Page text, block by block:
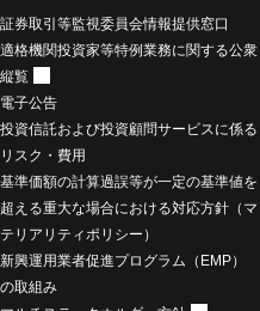
証券取引等監視委員会情報提供窓口
適格機関投資家等特例業務に関する公衆
縦覧
電子公告
投資信託および投資顧問サービスに係る
リスク・費用
基準価額の計算過誤等が一定の基準値を
超える重大な場合における対応方針（マ
テリアリティポリシー）
新興運用業者促進プログラム（EMP）
の取組み